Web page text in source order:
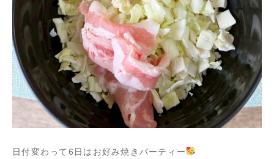
日付変わって6日はお好み焼きパーティー